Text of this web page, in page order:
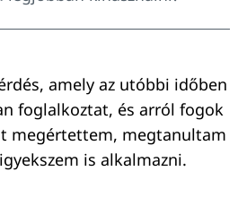
amely az utóbbi időben
foglalkoztat, és arról fogok
megértettem, megtanultam
is alkalmazni.